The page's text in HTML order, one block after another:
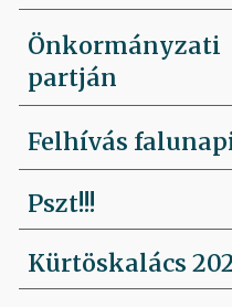
partján
Felhívás
Pszt!!!
Kürtöskalács